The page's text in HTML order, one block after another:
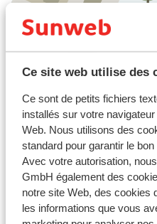
Ce site web utilise des
Ce sont de petits fichiers
installés sur votre
Web. Nous utilisons des
standard pour garantir le
Avec votre autorisation,
GmbH également des
notre site Web, des cookies
les informations que vous
À proximité
Dans le centre
Distance du centre-ville:
Distance jusqu'aux
mètres